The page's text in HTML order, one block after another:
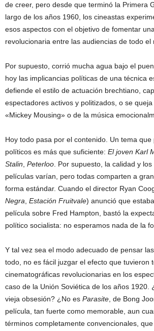
de creer, pero desde que terminó la Primera
largo de los años 1960, los cineastas
esos aspectos con el objetivo de fomentar
revolucionaria entre las audiencias de todo el
Por supuesto, corrió mucha agua bajo el
hoy las implicancias políticas de una técnica
defiende el estilo de actuación brechtiano,
espectadores activos y politizados, o se
«Mickey Mousing» o de la música
Hoy todo pasa por el contenido. Un tema
políticos es más que suficiente: El joven Karl
Stalin Peterloo . Por supuesto, la calidad y
películas varían, pero todas comparten a
forma estándar. Cuando el director Ryan
Negra Estación Fruitvale) anunció que
película sobre Fred Hampton, bastó la
político socialista: no esperamos nada de la
Y tal vez sea el modo adecuado de pensar
todo, no es fácil juzgar el efecto que tuvieron
cinematográficas revolucionarias en los
caso de la Unión Soviética de los años 1920.
vieja obsesión? ¿No es Parasite , de Bong
película, tan fuerte como memorable, aun
términos completamente convencionales,